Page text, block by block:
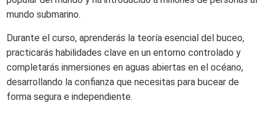
mundo submarino.
Durante el curso, aprenderás la teoría esencial del buceo,
practicarás habilidades clave en un entorno controlado y
completarás inmersiones en aguas abiertas en el océano,
desarrollando la confianza que necesitas para bucear de
forma segura e independiente.